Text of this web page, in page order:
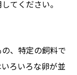
てください。
、特定の飼料で
ろいろな卵が並